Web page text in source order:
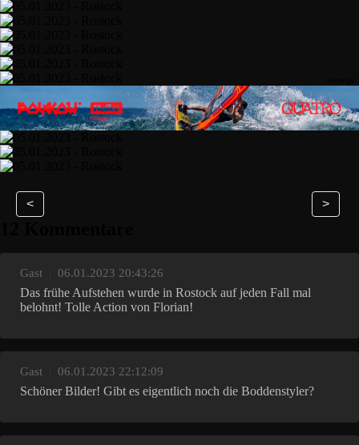
< >
Gast 06.01.2023 20:43:26
Das frühe Aufstehen wurde in Rostock auf jeden Fall mal
belohnt! Tolle Action von Florian!
Gast 06.01.2023 22:12:09
Schöner Bilder! Gibt es eigentlich noch die Boddenstyler?